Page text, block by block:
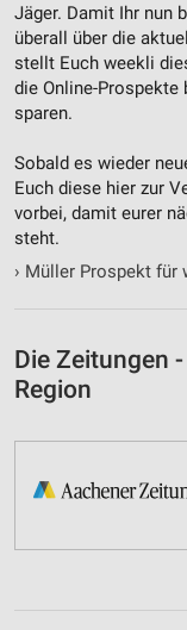
Jäger. Damit Ihr nun
überall über die
stellt Euch weekli
die Online-Prospekte
sparen.
Sobald es wieder
Euch diese hier zur
vorbei, damit eurer
steht.
› Müller Prospekt für
Die Zeitungen
Region